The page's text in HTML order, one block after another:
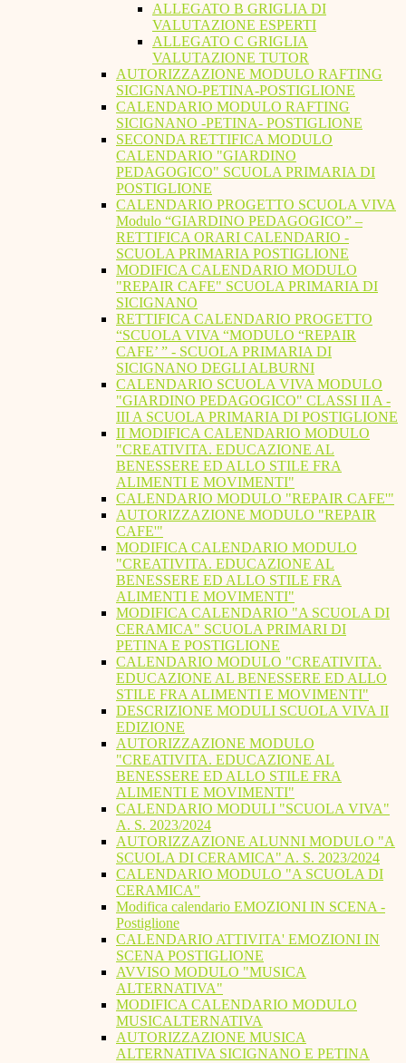
ALLEGATO B GRIGLIA DI
VALUTAZIONE ESPERTI
ALLEGATO C GRIGLIA
VALUTAZIONE TUTOR
AUTORIZZAZIONE MODULO RAFTING
SICIGNANO-PETINA-POSTIGLIONE
CALENDARIO MODULO RAFTING
SICIGNANO -PETINA- POSTIGLIONE
SECONDA RETTIFICA MODULO
CALENDARIO "GIARDINO
PEDAGOGICO" SCUOLA PRIMARIA DI
POSTIGLIONE
CALENDARIO PROGETTO SCUOLA VIVA
Modulo “GIARDINO PEDAGOGICO” –
RETTIFICA ORARI CALENDARIO -
SCUOLA PRIMARIA POSTIGLIONE
MODIFICA CALENDARIO MODULO
"REPAIR CAFE" SCUOLA PRIMARIA DI
SICIGNANO
RETTIFICA CALENDARIO PROGETTO
“SCUOLA VIVA “MODULO “REPAIR
CAFE’ ” - SCUOLA PRIMARIA DI
SICIGNANO DEGLI ALBURNI
CALENDARIO SCUOLA VIVA MODULO
"GIARDINO PEDAGOGICO" CLASSI II A -
III A SCUOLA PRIMARIA DI POSTIGLIONE
II MODIFICA CALENDARIO MODULO
"CREATIVITA. EDUCAZIONE AL
BENESSERE ED ALLO STILE FRA
ALIMENTI E MOVIMENTI"
CALENDARIO MODULO "REPAIR CAFE'"
AUTORIZZAZIONE MODULO "REPAIR
CAFE'"
MODIFICA CALENDARIO MODULO
"CREATIVITA. EDUCAZIONE AL
BENESSERE ED ALLO STILE FRA
ALIMENTI E MOVIMENTI"
MODIFICA CALENDARIO "A SCUOLA DI
CERAMICA" SCUOLA PRIMARI DI
PETINA E POSTIGLIONE
CALENDARIO MODULO "CREATIVITA.
EDUCAZIONE AL BENESSERE ED ALLO
STILE FRA ALIMENTI E MOVIMENTI"
DESCRIZIONE MODULI SCUOLA VIVA II
EDIZIONE
AUTORIZZAZIONE MODULO
"CREATIVITA. EDUCAZIONE AL
BENESSERE ED ALLO STILE FRA
ALIMENTI E MOVIMENTI"
CALENDARIO MODULI "SCUOLA VIVA"
A. S. 2023/2024
AUTORIZZAZIONE ALUNNI MODULO "A
SCUOLA DI CERAMICA" A. S. 2023/2024
CALENDARIO MODULO "A SCUOLA DI
CERAMICA"
Modifica calendario EMOZIONI IN SCENA -
Postiglione
CALENDARIO ATTIVITA' EMOZIONI IN
SCENA POSTIGLIONE
AVVISO MODULO "MUSICA
ALTERNATIVA"
MODIFICA CALENDARIO MODULO
MUSICALTERNATIVA
AUTORIZZAZIONE MUSICA
ALTERNATIVA SICIGNANO E PETINA